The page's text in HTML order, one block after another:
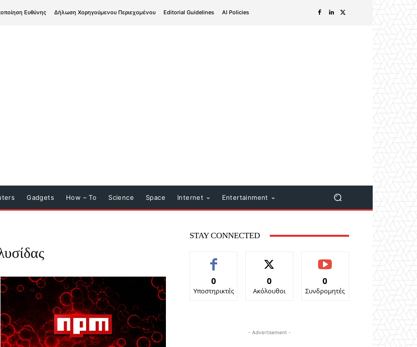
Ευθύνης Δήλωση Χορηγούμενου Περιεχομένου Editorial Guidelines AI Policies
Gadgets How – To Science Space Internet Entertainment
STAY CONNECTED
0
Υποστηρικτές
0
Ακόλουθοι
0
Συνδρομητές
- Advertisement -